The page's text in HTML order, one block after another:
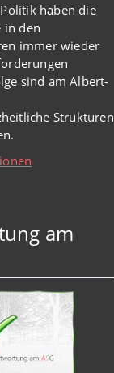
haben die
in den
immer wieder
sind am Albert-
iche Strukturen
.
am